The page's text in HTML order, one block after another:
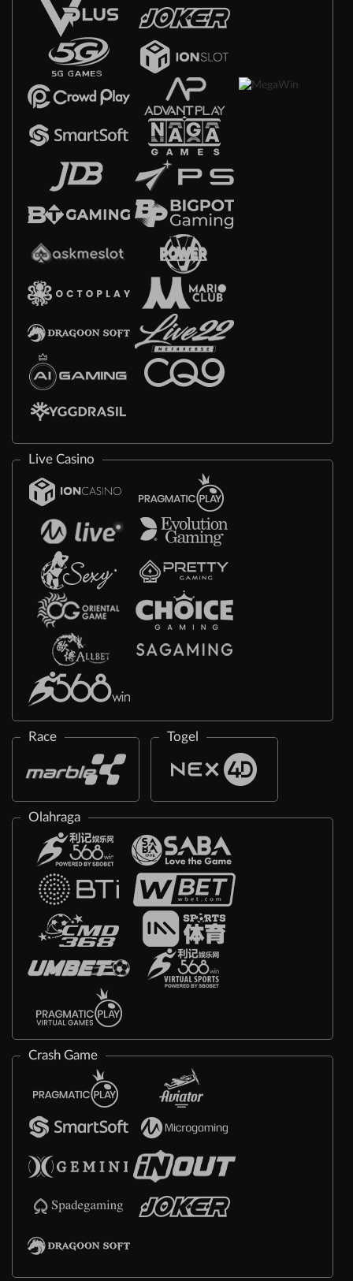
Live Casino
Race Togel
Olahraga
Crash Game